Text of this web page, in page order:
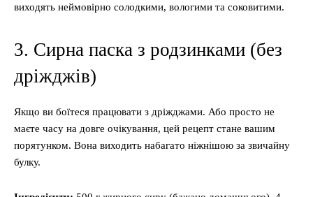
виходять неймовірно солодкими, вологими та соковитими.
3. Сирна паска з родзинками (без
дріжджів)
Якщо ви боїтеся працювати з дріжджами. Або просто не
маєте часу на довге очікування, цей рецепт стане вашим
порятунком. Вона виходить набагато ніжнішою за звичайну
булку.